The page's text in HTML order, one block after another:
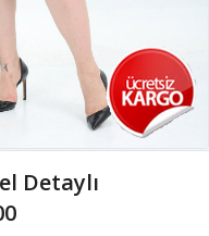
Detaylı